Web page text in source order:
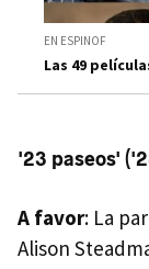
EN ESPINOF
Las 49
'23 paseos'
A favor: La
Alison